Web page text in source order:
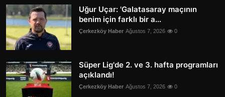
Uğur Uçar: 'Galatasaray maçının
benim için farklı bir a...
Çerkezköy Haber Ağustos 7, 2026 0
Süper Lig'de 2. ve 3. hafta programları
açıklandı!
Çerkezköy Haber Ağustos 7, 2026 0